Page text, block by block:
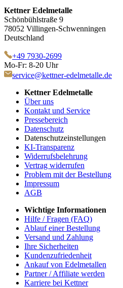
Kettner Edelmetalle
Schönbühlstraße 9
78052 Villingen-Schwenningen
Deutschland
+49 7930-2699
Mo-Fr: 8-20 Uhr
service@kettner-edelmetalle.de
Kettner Edelmetalle
Über uns
Kontakt und Service
Pressebereich
Datenschutz
Datenschutzeinstellungen
KI-Transparenz
Widerrufsbelehrung
Vertrag widerrufen
Problem mit der Bestellung
Impressum
AGB
Wichtige Informationen
Hilfe / Fragen (FAQ)
Ablauf einer Bestellung
Versand und Zahlung
Ihre Sicherheiten
Kundenzufriedenheit
Ankauf von Edelmetallen
Partner / Affiliate werden
Karriere bei Kettner